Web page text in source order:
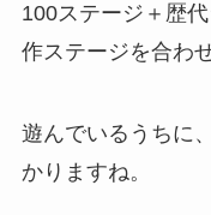
100ステージ＋ 歴
作ステージを合わ
遊んでいるうちに
かりますね。